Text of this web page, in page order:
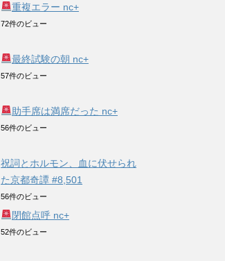
重複エラー nc+
72件のビュー
最終試験の朝 nc+
57件のビュー
助手席は満席だった nc+
56件のビュー
祝詞とホルモン、血に伏せられ
た京都奇譚 #8,501
56件のビュー
閉館点呼 nc+
52件のビュー